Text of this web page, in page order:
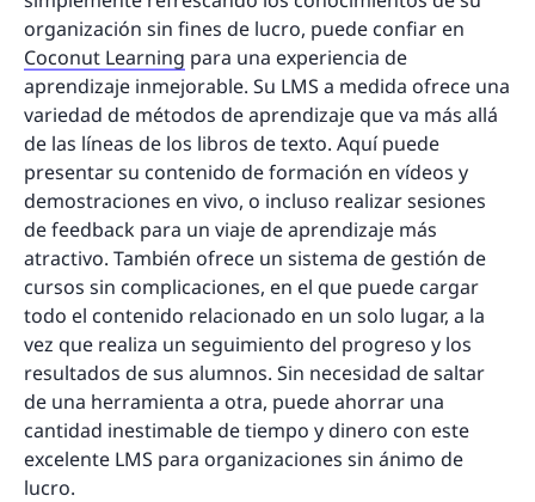
organización sin fines de lucro, puede confiar en
Coconut Learning para una experiencia de
aprendizaje inmejorable. Su LMS a medida ofrece una
variedad de métodos de aprendizaje que va más allá
de las líneas de los libros de texto. Aquí puede
presentar su contenido de formación en vídeos y
demostraciones en vivo, o incluso realizar sesiones
de feedback para un viaje de aprendizaje más
atractivo. También ofrece un sistema de gestión de
cursos sin complicaciones, en el que puede cargar
todo el contenido relacionado en un solo lugar, a la
vez que realiza un seguimiento del progreso y los
resultados de sus alumnos. Sin necesidad de saltar
de una herramienta a otra, puede ahorrar una
cantidad inestimable de tiempo y dinero con este
excelente LMS para organizaciones sin ánimo de
lucro.